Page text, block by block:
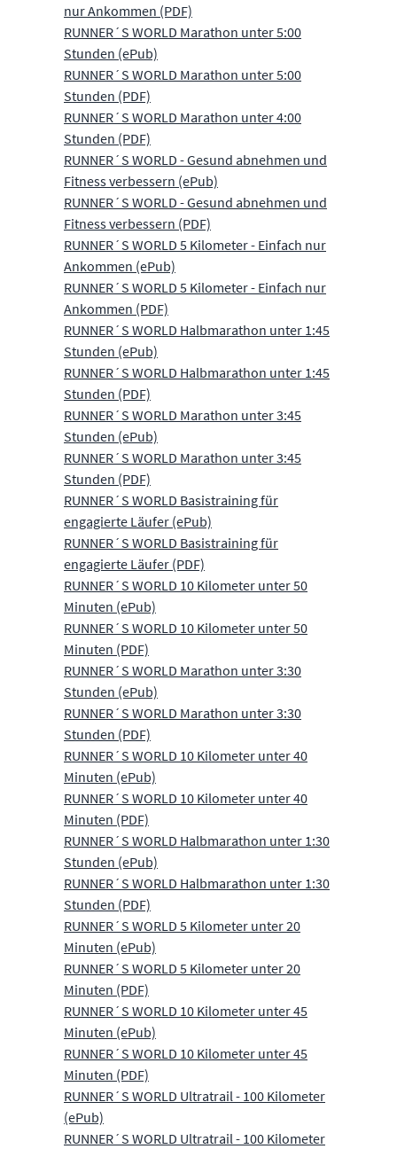
nur Ankommen (PDF)
RUNNER´S WORLD Marathon unter 5:00
Stunden (ePub)
RUNNER´S WORLD Marathon unter 5:00
Stunden (PDF)
RUNNER´S WORLD Marathon unter 4:00
Stunden (PDF)
RUNNER´S WORLD - Gesund abnehmen und
Fitness verbessern (ePub)
RUNNER´S WORLD - Gesund abnehmen und
Fitness verbessern (PDF)
RUNNER´S WORLD 5 Kilometer - Einfach nur
Ankommen (ePub)
RUNNER´S WORLD 5 Kilometer - Einfach nur
Ankommen (PDF)
RUNNER´S WORLD Halbmarathon unter 1:45
Stunden (ePub)
RUNNER´S WORLD Halbmarathon unter 1:45
Stunden (PDF)
RUNNER´S WORLD Marathon unter 3:45
Stunden (ePub)
RUNNER´S WORLD Marathon unter 3:45
Stunden (PDF)
RUNNER´S WORLD Basistraining für
engagierte Läufer (ePub)
RUNNER´S WORLD Basistraining für
engagierte Läufer (PDF)
RUNNER´S WORLD 10 Kilometer unter 50
Minuten (ePub)
RUNNER´S WORLD 10 Kilometer unter 50
Minuten (PDF)
RUNNER´S WORLD Marathon unter 3:30
Stunden (ePub)
RUNNER´S WORLD Marathon unter 3:30
Stunden (PDF)
RUNNER´S WORLD 10 Kilometer unter 40
Minuten (ePub)
RUNNER´S WORLD 10 Kilometer unter 40
Minuten (PDF)
RUNNER´S WORLD Halbmarathon unter 1:30
Stunden (ePub)
RUNNER´S WORLD Halbmarathon unter 1:30
Stunden (PDF)
RUNNER´S WORLD 5 Kilometer unter 20
Minuten (ePub)
RUNNER´S WORLD 5 Kilometer unter 20
Minuten (PDF)
RUNNER´S WORLD 10 Kilometer unter 45
Minuten (ePub)
RUNNER´S WORLD 10 Kilometer unter 45
Minuten (PDF)
RUNNER´S WORLD Ultratrail - 100 Kilometer
(ePub)
RUNNER´S WORLD Ultratrail - 100 Kilometer